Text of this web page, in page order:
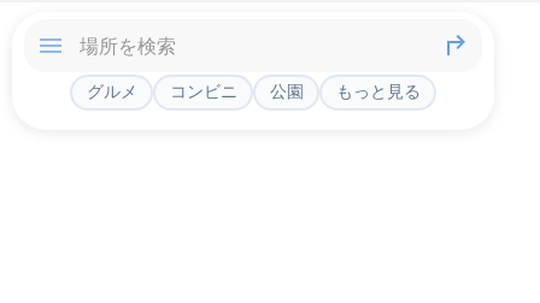
グルメ コンビニ 公園 もっと見る